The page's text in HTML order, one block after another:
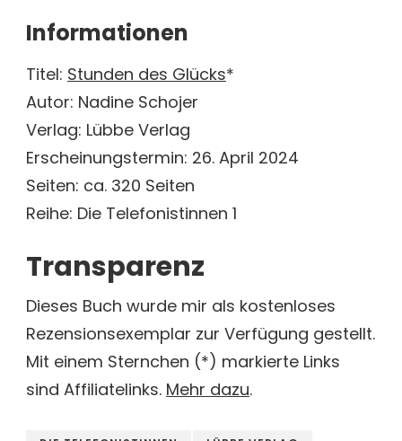
Informationen
Titel: Stunden des Glücks*
Autor: Nadine Schojer
Verlag: Lübbe Verlag
Erscheinungstermin: 26. April 2024
Seiten: ca. 320 Seiten
Reihe: Die Telefonistinnen 1
Transparenz
Dieses Buch wurde mir als kostenloses
Rezensionsexemplar zur Verfügung gestellt.
Mit einem Sternchen (*) markierte Links
sind Affiliatelinks. Mehr dazu.